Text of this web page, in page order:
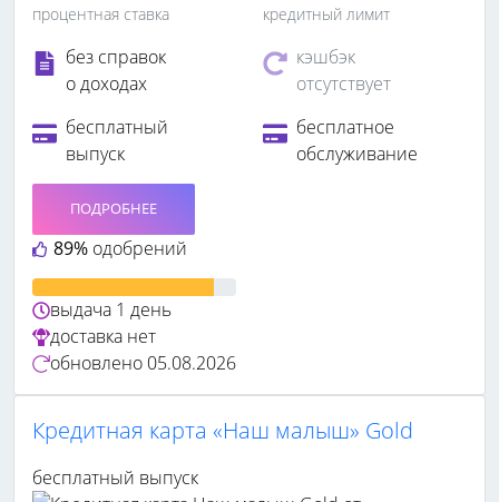
процентная ставка кредитный лимит
без справок
о доходах
кэшбэк
отсутствует
бесплатный
выпуск
бесплатное
обслуживание
89% одобрений
ПОДРОБНЕЕ
выдача 1 день
доставка нет
обновлено 05.08.2026
Кредитная карта «Наш малыш» Gold
бесплатный выпуск